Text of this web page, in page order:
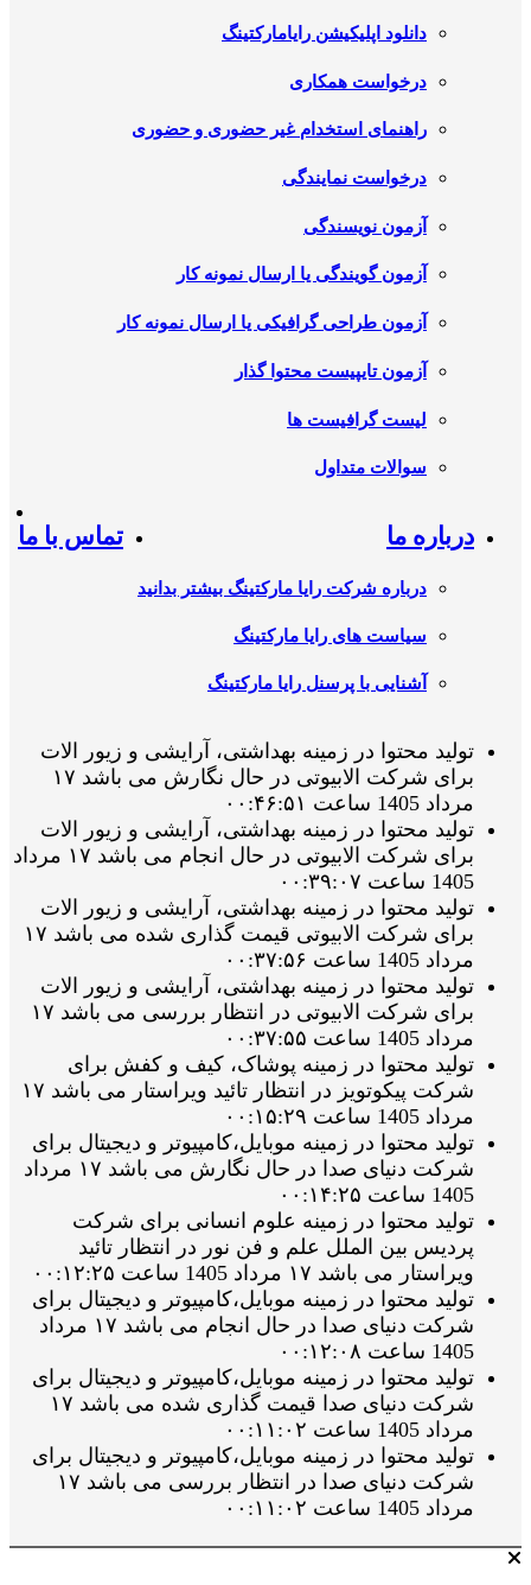
دانلود اپلیکیشن رایامارکتینگ
درخواست همکاری
راهنمای استخدام غیر حضوری و حضوری
درخواست نمایندگی
آزمون نویسندگی
آزمون گویندگی یا ارسال نمونه کار
آزمون طراحی گرافیکی یا ارسال نمونه کار
آزمون تایپیست محتوا گذار
لیست گرافیست ها
سوالات متداول
درباره ما
درباره شرکت رایا مارکتینگ بیشتر بدانید
سیاست های رایا مارکتینگ
آشنایی با پرسنل رایا مارکتینگ
تماس با ما
تولید محتوا در زمینه بهداشتی، آرایشی و زیور الات
برای شرکت الابیوتی در حال نگارش می باشد ۱۷
مرداد 1405 ساعت ۰۰:۴۶:۵۱
تولید محتوا در زمینه بهداشتی، آرایشی و زیور الات
برای شرکت الابیوتی در حال انجام می باشد ۱۷ مرداد
1405 ساعت ۰۰:۳۹:۰۷
تولید محتوا در زمینه بهداشتی، آرایشی و زیور الات
برای شرکت الابیوتی قیمت گذاری شده می باشد ۱۷
مرداد 1405 ساعت ۰۰:۳۷:۵۶
تولید محتوا در زمینه بهداشتی، آرایشی و زیور الات
برای شرکت الابیوتی در انتظار بررسی می باشد ۱۷
مرداد 1405 ساعت ۰۰:۳۷:۵۵
تولید محتوا در زمینه پوشاک، کیف و کفش برای
شرکت پیکوتویز در انتظار تائید ویراستار می باشد ۱۷
مرداد 1405 ساعت ۰۰:۱۵:۲۹
تولید محتوا در زمینه موبایل،کامپیوتر و دیجیتال برای
شرکت دنیای صدا در حال نگارش می باشد ۱۷ مرداد
1405 ساعت ۰۰:۱۴:۲۵
تولید محتوا در زمینه علوم انسانی برای شرکت
پردیس بین الملل علم و فن نور در انتظار تائید
ویراستار می باشد ۱۷ مرداد 1405 ساعت ۰۰:۱۲:۲۵
تولید محتوا در زمینه موبایل،کامپیوتر و دیجیتال برای
شرکت دنیای صدا در حال انجام می باشد ۱۷ مرداد
1405 ساعت ۰۰:۱۲:۰۸
تولید محتوا در زمینه موبایل،کامپیوتر و دیجیتال برای
شرکت دنیای صدا قیمت گذاری شده می باشد ۱۷
مرداد 1405 ساعت ۰۰:۱۱:۰۲
تولید محتوا در زمینه موبایل،کامپیوتر و دیجیتال برای
شرکت دنیای صدا در انتظار بررسی می باشد ۱۷
مرداد 1405 ساعت ۰۰:۱۱:۰۲